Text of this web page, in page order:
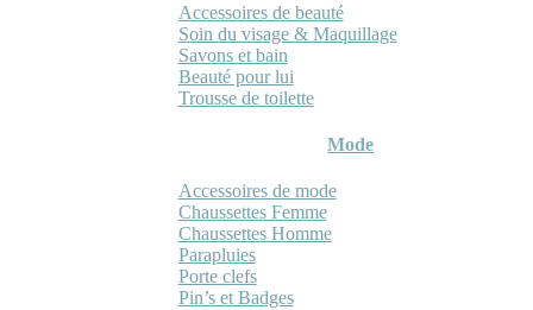
Accessoires de beauté
Soin du visage & Maquillage
Savons et bain
Beauté pour lui
Trousse de toilette
Mode
Accessoires de mode
Chaussettes Femme
Chaussettes Homme
Parapluies
Porte clefs
Pin’s et Badges